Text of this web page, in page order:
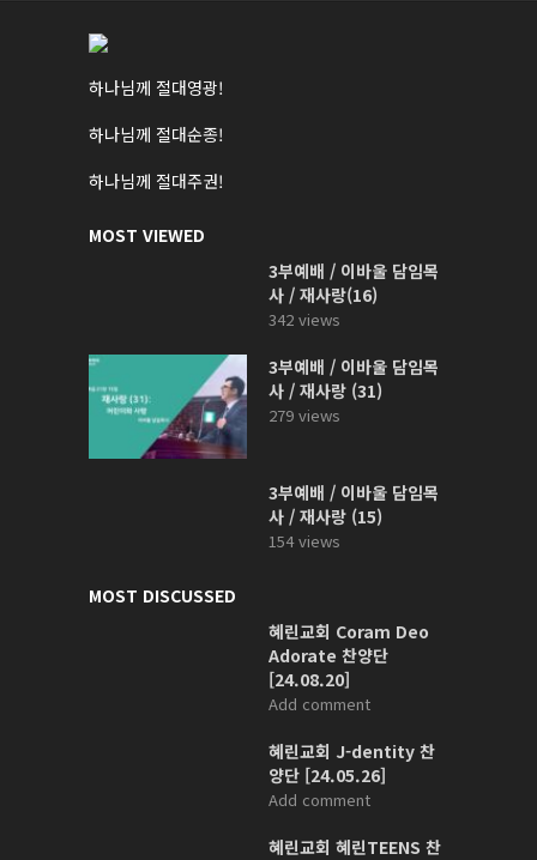
하나님께 절대영광!
하나님께 절대순종!
하나님께 절대주권!
MOST VIEWED
3부예배 / 이바울 담임목
사 / 재사랑(16)
342 views
3부예배 / 이바울 담임목
사 / 재사랑 (31)
279 views
3부예배 / 이바울 담임목
사 / 재사랑 (15)
154 views
MOST DISCUSSED
혜린교회 Coram Deo
Adorate 찬양단
[24.08.20]
Add comment
혜린교회 J-dentity 찬
양단 [24.05.26]
Add comment
혜린교회 혜린TEENS 찬